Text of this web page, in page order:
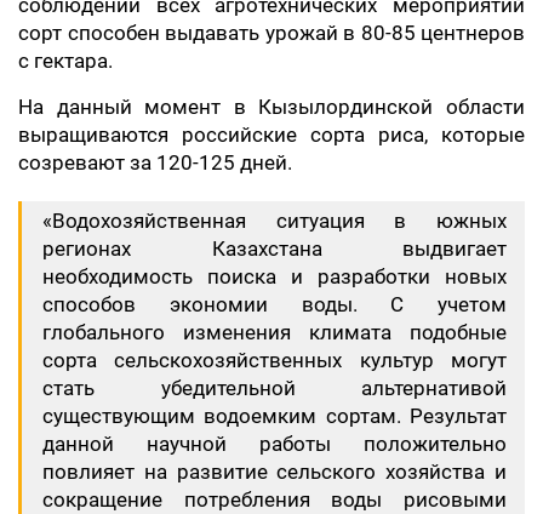
соблюдении всех агротехнических мероприятий
сорт способен выдавать урожай в 80-85 центнеров
с гектара.
На данный момент в Кызылординской области
выращиваются российские сорта риса, которые
созревают за 120-125 дней.
«Водохозяйственная ситуация в южных
регионах Казахстана выдвигает
необходимость поиска и разработки новых
способов экономии воды. С учетом
глобального изменения климата подобные
сорта сельскохозяйственных культур могут
стать убедительной альтернативой
существующим водоемким сортам. Результат
данной научной работы положительно
повлияет на развитие сельского хозяйства и
сокращение потребления воды рисовыми